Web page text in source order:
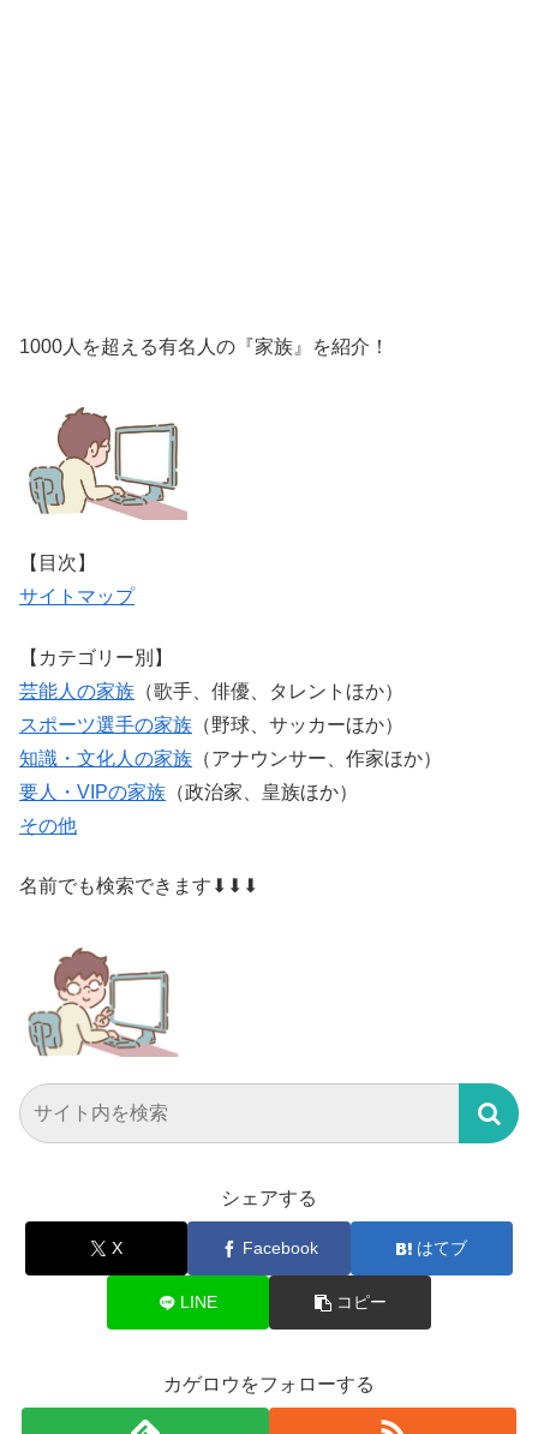
1000人を超える有名人の『家族』を紹介！
【目次】
サイトマップ
【カテゴリー別】
芸能人の家族 （歌手、俳優、タレントほか）
スポーツ選手の家族 （野球、サッカーほか）
知識・文化人の家族 （アナウンサー、作家ほか）
要人・VIPの家族 （政治家、皇族ほか）
その他
名前でも検索できます⬇⬇⬇
シェアする
X Facebook はてブ
LINE コピー
カゲロウをフォローする